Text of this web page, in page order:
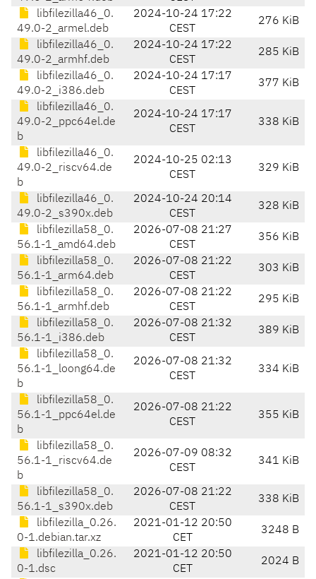
libfilezilla46_0.
49.0-2_armel.deb
2024-10-24 17:22
CEST
276 KiB
libfilezilla46_0.
49.0-2_armhf.deb
2024-10-24 17:22
CEST
285 KiB
libfilezilla46_0.
49.0-2_i386.deb
2024-10-24 17:17
CEST
377 KiB
libfilezilla46_0.
49.0-2_ppc64el.de
b
2024-10-24 17:17
CEST
338 KiB
libfilezilla46_0.
49.0-2_riscv64.de
b
2024-10-25 02:13
CEST
329 KiB
libfilezilla46_0.
49.0-2_s390x.deb
2024-10-24 20:14
CEST
328 KiB
libfilezilla58_0.
56.1-1_amd64.deb
2026-07-08 21:27
CEST
356 KiB
libfilezilla58_0.
56.1-1_arm64.deb
2026-07-08 21:22
CEST
303 KiB
libfilezilla58_0.
56.1-1_armhf.deb
2026-07-08 21:22
CEST
295 KiB
libfilezilla58_0.
56.1-1_i386.deb
2026-07-08 21:32
CEST
389 KiB
libfilezilla58_0.
56.1-1_loong64.de
b
2026-07-08 21:32
CEST
334 KiB
libfilezilla58_0.
56.1-1_ppc64el.de
b
2026-07-08 21:22
CEST
355 KiB
libfilezilla58_0.
56.1-1_riscv64.de
b
2026-07-09 08:32
CEST
341 KiB
libfilezilla58_0.
56.1-1_s390x.deb
2026-07-08 21:22
CEST
338 KiB
libfilezilla_0.26.
0-1.debian.tar.xz
2021-01-12 20:50
CET
3248 B
libfilezilla_0.26.
0-1.dsc
2021-01-12 20:50
CET
2024 B